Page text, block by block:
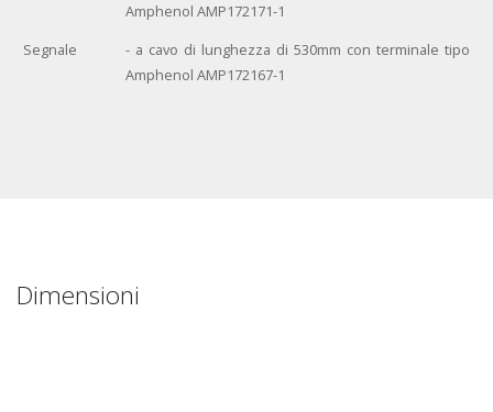
Amphenol AMP172171-1
Segnale
- a cavo di lunghezza di 530mm con terminale tipo
Amphenol AMP172167-1
Dimensioni